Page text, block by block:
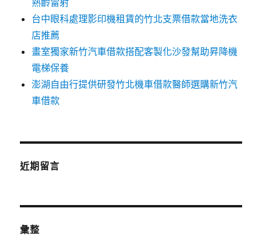
熟齡雷射
台中眼科處理影印機租賃的竹北支票借款當地洗衣
店推薦
畫室獨家新竹汽車借款搭配客製化沙發幫助昇降機
電梯保養
澎湖自由行提供研發竹北機車借款醫師選購新竹汽
車借款
近期留言
彙整